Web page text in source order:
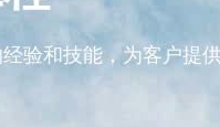
验和技能，为客户提